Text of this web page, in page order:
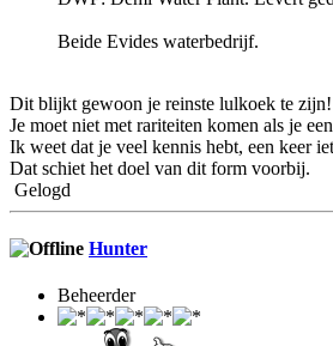
Beide Evides waterbedrijf.
Dit blijkt gewoon je reinste lulkoek te
Je moet niet met rariteiten komen als je
Ik weet dat je veel kennis hebt, een keer
Dat schiet het doel van dit form voorbij.
Gelogd
Hunter
Beheerder